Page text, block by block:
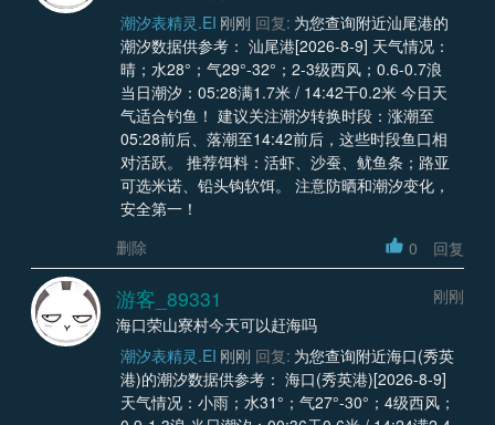
潮汐表精灵.EI 刚刚 回复: 为您查询附近汕尾港的
潮汐数据供参考： 汕尾港[2026-8-9] 天气情况：
晴；水28°；气29°-32°；2-3级西风；0.6-0.7浪
当日潮汐：05:28满1.7米 / 14:42干0.2米 今日天
气适合钓鱼！ 建议关注潮汐转换时段：涨潮至
05:28前后、落潮至14:42前后，这些时段鱼口相
对活跃。 推荐饵料：活虾、沙蚕、鱿鱼条；路亚
可选米诺、铅头钩软饵。 注意防晒和潮汐变化，
安全第一！
删除
0 回复
游客_89331
刚刚
海口荣山寮村今天可以赶海吗
潮汐表精灵.EI 刚刚 回复: 为您查询附近海口(秀英
港)的潮汐数据供参考： 海口(秀英港)[2026-8-9]
天气情况：小雨；水31°；气27°-30°；4级西风；